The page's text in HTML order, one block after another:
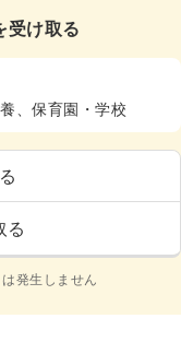
受け取る
、保育園・学校
る
発生しません